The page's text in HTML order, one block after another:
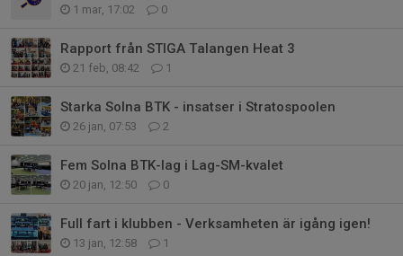
1 mar, 17:02 0
Rapport från STIGA Talangen Heat 3
21 feb, 08:42 1
Starka Solna BTK - insatser i Stratospoolen
26 jan, 07:53 2
Fem Solna BTK-lag i Lag-SM-kvalet
20 jan, 12:50 0
Full fart i klubben - Verksamheten är igång igen!
13 jan, 12:58 1